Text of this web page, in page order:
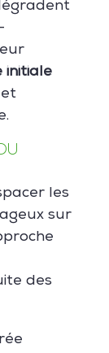
initiale
les
sur
des